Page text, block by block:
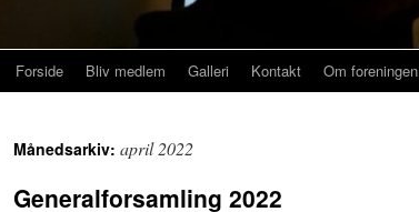
Hop
indhold
Forside Bliv medlem Galleri Kontakt Om foreningen
Månedsarkiv: april 2022
Generalforsamling 2022